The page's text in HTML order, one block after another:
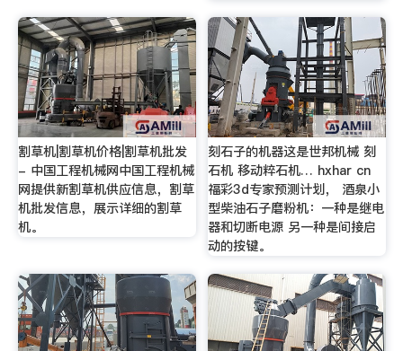
割草机|割草机价格|割草机批发
- 中国工程机械网中国工程机械
网提供新割草机供应信息，割草
机批发信息，展示详细的割草
机。
刻石子的机器这是世邦机械 刻
石机 移动粹石机… hxhar cn
福彩3d专家预测计划， 酒泉小
型柴油石子磨粉机：一种是继电
器和切断电源 另一种是间接启
动的按键。